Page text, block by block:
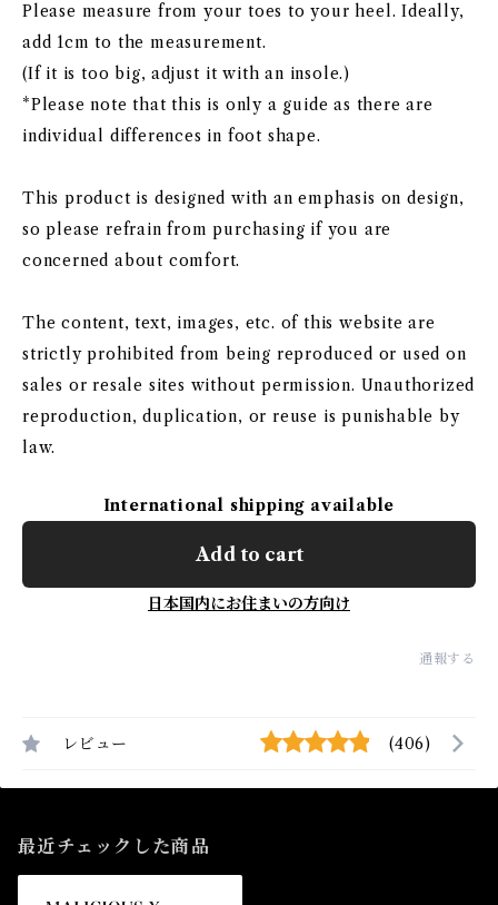
Please measure from your toes to your heel. Ideally,
add 1cm to the measurement.
(If it is too big, adjust it with an insole.)
*Please note that this is only a guide as there are
individual differences in foot shape.
This product is designed with an emphasis on design,
so please refrain from purchasing if you are
concerned about comfort.
The content, text, images, etc. of this website are
strictly prohibited from being reproduced or used on
sales or resale sites without permission. Unauthorized
reproduction, duplication, or reuse is punishable by
law.
International shipping available
Add to cart
日本国内にお住まいの方向け
通報する
レビュー (406)
最近チェックした商品